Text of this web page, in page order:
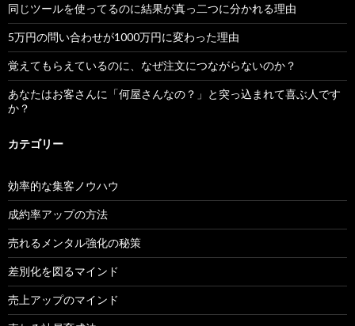
同じツールを使ってるのに結果が真っ二つに分かれる理由
5万円の問い合わせが1000万円に変わった理由
覚えてもらえているのに、なぜ注文につながらないのか？
あなたはお客さんに「何屋さんなの？」と突っ込まれて喜ぶ人です
か？
カテゴリー
効率的な集客ノウハウ
成約率アップの方法
売れるメンタル強化の秘策
差別化を図るマインド
売上アップのマインド